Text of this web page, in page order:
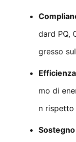
dard PQ,
gresso
mo di
n rispetto